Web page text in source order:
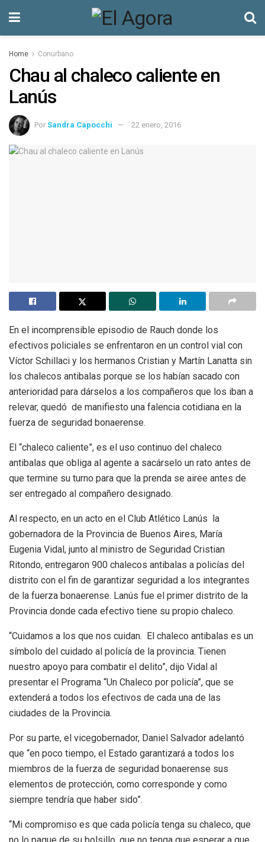
Home Conurbano
Chau al chaleco caliente en
Lanús
Por Sandra Capocchi 22 enero, 2016
En el incomprensible episodio de Rauch donde los
efectivos policiales se enfrentaron en un control vial con
Víctor Schillaci y los hermanos Cristian y Martín Lanatta sin
los chalecos antibalas porque se los habían sacado con
anterioridad para dárselos a los compañeros que los iban a
relevar, quedó de manifiesto una falencia cotidiana en la
fuerza de seguridad bonaerense.
El “chaleco caliente”, es el uso continuo del chaleco
antibalas que obliga al agente a sacárselo un rato antes de
que termine su turno para que la prenda se airee antes de
ser entregado al compañero designado.
Al respecto, en un acto en el Club Atlético Lanús la
gobernadora de la Provincia de Buenos Aires, María
Eugenia Vidal, junto al ministro de Seguridad Cristian
Ritondo, entregaron 900 chalecos antibalas a policías del
distrito con el fin de garantizar seguridad a los integrantes
de la fuerza bonaerense. Lanús fue el primer distrito de la
Provincia donde cada efectivo tiene su propio chaleco.
“Cuidamos a los que nos cuidan. El chaleco antibalas es un
símbolo del cuidado al policía de la provincia. Tienen
nuestro apoyo para combatir el delito”, dijo Vidal al
presentar el Programa “Un Chaleco por policía”, que se
extenderá a todos los efectivos de cada una de las
ciudades de la Provincia.
Por su parte, el vicegobernador, Daniel Salvador adelantó
que “en poco tiempo, el Estado garantizará a todos los
miembros de la fuerza de seguridad bonaerense sus
elementos de protección, como corresponde y como
siempre tendría que haber sido”.
“Mi compromiso es que cada policía tenga su chaleco, que